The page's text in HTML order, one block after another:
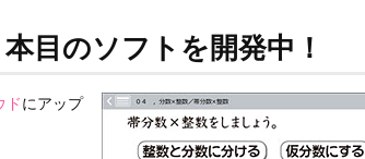
目のソフトを開発中！
ドにアップ